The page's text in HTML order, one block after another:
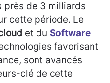
près de 3 milliards
cette période. Le
et du Software
favorisant
sont avancés
clé de cette